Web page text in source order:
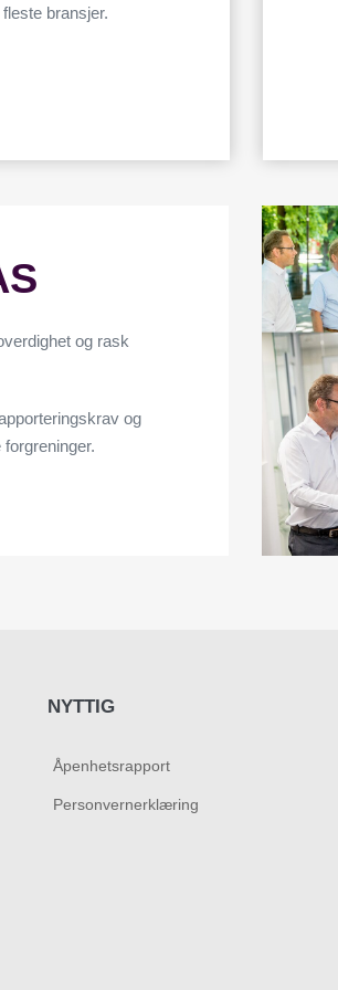
bransjer.
og rask
og
NYTTIG
Åpenhetsrapport
Personvernerklæring
Godkjenn alle